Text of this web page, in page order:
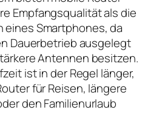
Empfangsqualität als die
eines Smartphones, da
Dauerbetrieb ausgelegt
Antennen besitzen.
ist in der Regel länger,
für Reisen, längere
den Familienurlaub